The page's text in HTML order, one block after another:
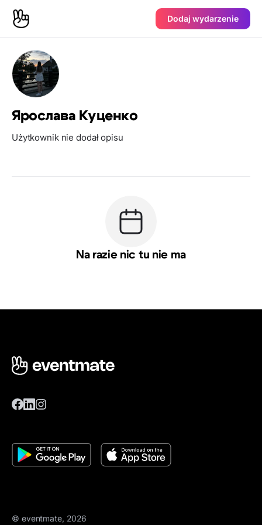
Dodaj wydarzenie
Ярослава Куценко
Użytkownik nie dodał opisu
Na razie nic tu nie ma
© eventmate, 2026